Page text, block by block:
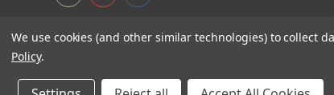
© 2026 Wings Custom Brasil | Sitemap
We use cookies (and other similar technologies) to collect
Policy.